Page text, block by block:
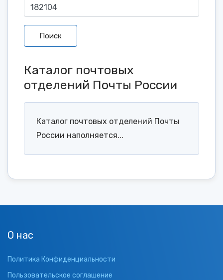
Поиск
Каталог почтовых
отделений Почты России
Каталог почтовых отделений Почты
России наполняется...
О нас
Политика Конфиденциальности
Пользовательское соглашение